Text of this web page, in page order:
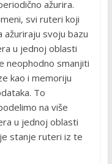
ažurira.
svi ruteri koji
svoju bazu
u jednoj oblasti
neophodno smanjiti
kao i memoriju
To
na više
u jednoj oblasti
stanje ruteri iz te